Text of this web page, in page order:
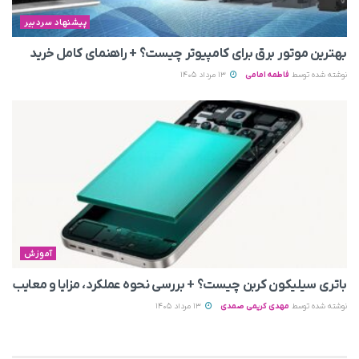
پیشنهاد سردبیر
بهترین موتور برق برای کامپیوتر چیست؟ + راهنمای کامل خرید
نوشته شده توسط فاطمه امامی
آموزش
باتری سیلیکون کربن چیست؟ + بررسی نحوه عملکرد، مزایا و معایب
نوشته شده توسط مهدی کریمی صمدی